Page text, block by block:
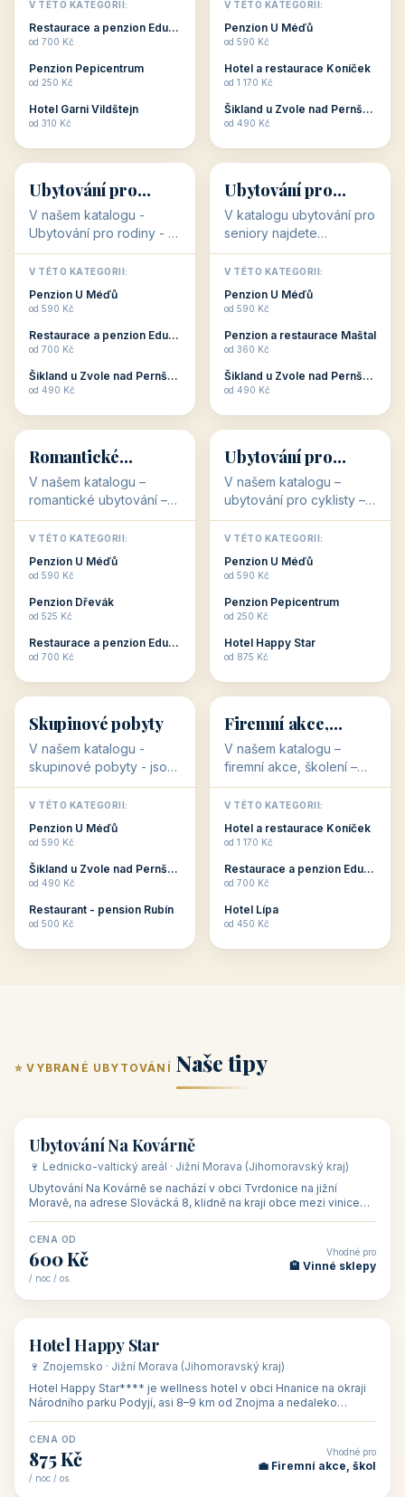
dovolenou přímo
souvisejí. Aktivní
odpočinek jso...
V TÉTO KATEGORII:
Restaurace a penzion Eduard
od 700 Kč
Penzion Pepicentrum
od 250 Kč
Hotel Garni Vildštejn
od 310 Kč
cenově dostupné
ubytování v ČR. Budete
c...
V TÉTO KATEGORII:
Penzion U Méďů
od 590 Kč
Hotel a restaurace Koníček
od 1 170 Kč
Šikland u Zvole nad Pernštejnem
od 490 Kč
👨‍👩‍👧‍👦
👨‍👩‍👧‍👦
34 objektů
Ubytování pro
rodiny
V našem katalogu -
Ubytování pro rodiny -
jsou pro Vás připraveny
objekty, které svojí
polohou či vybaveností,
nabízí klidné ubytování
V TÉTO KATEGORII:
Penzion U Méďů
od 590 Kč
Restaurace a penzion Eduard
od 700 Kč
Šikland u Zvole nad Pernštejnem
od 490 Kč
🧓
🧓
33 objektů
Ubytování pro
seniory
V katalogu ubytování pro
seniory najdete
penziony a hotely, které
jsou přizpůsobeny pro
ubytování klientů vyššího
věku. Některé z nich
V TÉTO KATEGORII:
Penzion U Méďů
od 590 Kč
Penzion a restaurace Maštal
od 360 Kč
Šikland u Zvole nad Pernštejnem
od 490 Kč
💕
💕
Romantické
ubytování
V našem katalogu –
romantické ubytování –
jsou pro Vás připraveny
objekty, které svojí
stavbou, polohou anebo
zaměřením nabízí
Romantické ...
V TÉTO KATEGORII:
Penzion U Méďů
od 590 Kč
Penzion Dřevák
od 525 Kč
Restaurace a penzion Eduard
od 700 Kč
🚴
🚴
32 objektů
Ubytování pro
cyklisty
V našem katalogu –
ubytování pro cyklisty –
jsou pro Vás připraveny
objekty, které jsou na
milovníky cykloturistiky
připraveny. Většinou mají
V TÉTO KATEGORII:
Penzion U Méďů
od 590 Kč
Penzion Pepicentrum
od 250 Kč
Hotel Happy Star
od 875 Kč
👥
👥
32 objektů
Skupinové pobyty
V našem katalogu -
skupinové pobyty - jsou
pro Vás připraveny
objekty, které nabízí
ubytování skupin v
penzionech, hotelích a
Budete překva...
V TÉTO KATEGORII:
Penzion U Méďů
od 590 Kč
Šikland u Zvole nad Pernštejnem
od 490 Kč
Restaurant - pension Rubín
od 500 Kč
💼
💼
31 objektů
Firemní akce,
školení
V našem katalogu –
firemní akce, školení –
jsou pro Vás připraveny
objekty, které mají
zkušenosti pořádat i
menší firemní akce a
ob...
V TÉTO KATEGORII:
Hotel a restaurace Koníček
od 1 170 Kč
Restaurace a penzion Eduard
od 700 Kč
Hotel Lípa
od 450 Kč
⭐ VYBRANÉ UBYTOVÁNÍ Naše tipy
🏡 penzion
Ubytování Na Kovárně
🍷 Lednicko-valtický areál · Jižní Morava (Jihomoravský kraj)
Ubytování Na Kovárně se nachází v obci Tvrdonice na jižní
Moravě, na adrese Slovácká 8, klidně na kraji obce mezi vinicemi,
CENA OD
600 Kč
/ noc / os.
Vhodné pro
🏨 Vinné sklepy
🏨 hotel
Hotel Happy Star
🍷 Znojemsko · Jižní Morava (Jihomoravský kraj)
Hotel Happy Star**** je wellness hotel v obci Hnanice na okraji
Národního parku Podyjí, asi 8–9 km od Znojma a nedaleko
CENA OD
875 Kč
/ noc / os.
Vhodné pro
💼 Firemní akce, škol